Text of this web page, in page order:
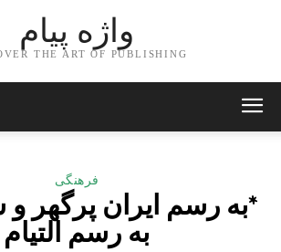
واژه پیام
THE ART OF PUBLISHING
فرهنگی
*به رسم ایران پرگهر و
به رسم التیام